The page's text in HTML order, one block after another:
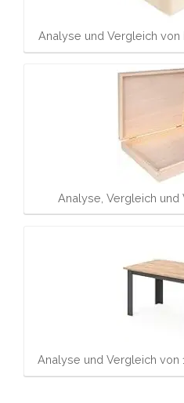
Analyse und Vergleich von
Analyse, Vergleich und
Analyse und Vergleich von